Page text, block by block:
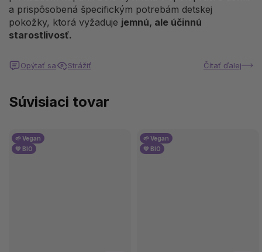
a prispôsobená špecifickým potrebám detskej
pokožky, ktorá vyžaduje jemnú, ale účinnú
starostlivosť.
Čítať ďalej
Opýtať sa Strážiť
Súvisiaci tovar
🌱 Vegan
💚 BIO
🌱 Vegan
💚 BIO